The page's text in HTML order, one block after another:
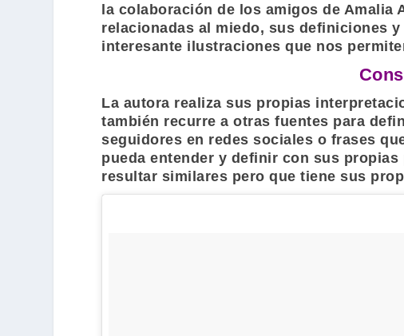
la colaboración de los amigos de Amalia
relacionadas al miedo, sus definiciones
interesante ilustraciones que nos
La autora realiza sus propias
también recurre a otras fuentes para
seguidores en redes sociales o frases
pueda entender y definir con sus
resultar similares pero que tiene sus